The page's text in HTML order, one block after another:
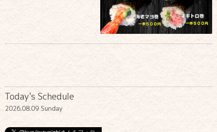
Today's Schedule
2026.08.09 Sunday